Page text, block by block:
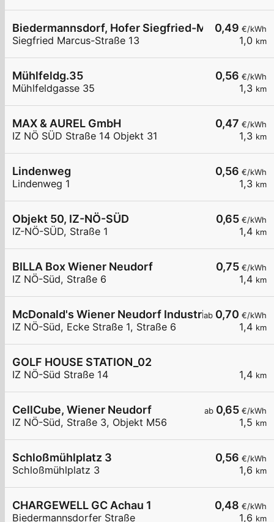
0,49 €/kWh
1,0 km
Biedermannsdorf, Hofer Siegfried-Marcus-
Siegfried Marcus-Straße 13
0,56 €/kWh
1,3 km
Mühlfeldg.35
Mühlfeldgasse 35
0,47 €/kWh
1,3 km
MAX & AUREL GmbH
IZ NÖ SÜD Straße 14 Objekt 31
0,56 €/kWh
1,3 km
Lindenweg
Lindenweg 1
0,65 €/kWh
1,4 km
Objekt 50, IZ-NÖ-SÜD
IZ-NÖ-SÜD, Straße 1
0,75 €/kWh
1,4 km
BILLA Box Wiener Neudorf
IZ NÖ-Süd, Straße 6
ab 0,70 €/kWh
1,4 km
McDonald's Wiener Neudorf Industriezone NÖ-
IZ NÖ-Süd, Ecke Straße 1, Straße 6
1,4 km
GOLF HOUSE STATION_02
IZ NÖ-Süd Straße 14
ab 0,65 €/kWh
1,5 km
CellCube, Wiener Neudorf
IZ NÖ-Süd, Straße 3, Objekt M56
0,56 €/kWh
1,6 km
Schloßmühlplatz 3
Schloßmühlplatz 3
0,48 €/kWh
1,6 km
CHARGEWELL GC Achau 1
Biedermannsdorfer Straße